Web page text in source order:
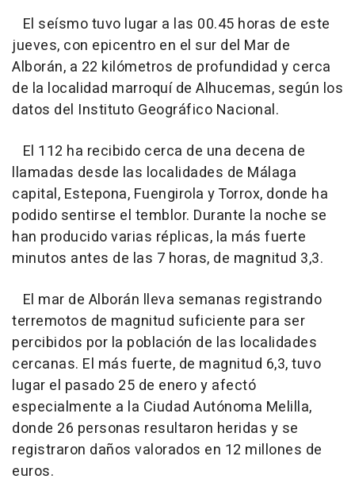
El seísmo tuvo lugar a las 00.45 horas de este
jueves, con epicentro en el sur del Mar de
Alborán, a 22 kilómetros de profundidad y cerca
de la localidad marroquí de Alhucemas, según los
datos del Instituto Geográfico Nacional.
El 112 ha recibido cerca de una decena de
llamadas desde las localidades de Málaga
capital, Estepona, Fuengirola y Torrox, donde ha
podido sentirse el temblor. Durante la noche se
han producido varias réplicas, la más fuerte
minutos antes de las 7 horas, de magnitud 3,3.
El mar de Alborán lleva semanas registrando
terremotos de magnitud suficiente para ser
percibidos por la población de las localidades
cercanas. El más fuerte, de magnitud 6,3, tuvo
lugar el pasado 25 de enero y afectó
especialmente a la Ciudad Autónoma Melilla,
donde 26 personas resultaron heridas y se
registraron daños valorados en 12 millones de
euros.